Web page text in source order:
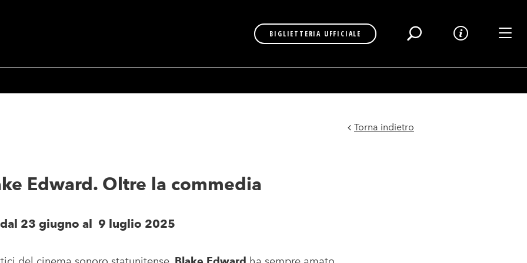
BIGLIETTERIA UFFICIALE
Torna indietro
Edward. Oltre la commedia
dal 23 giugno al 9 luglio 2025